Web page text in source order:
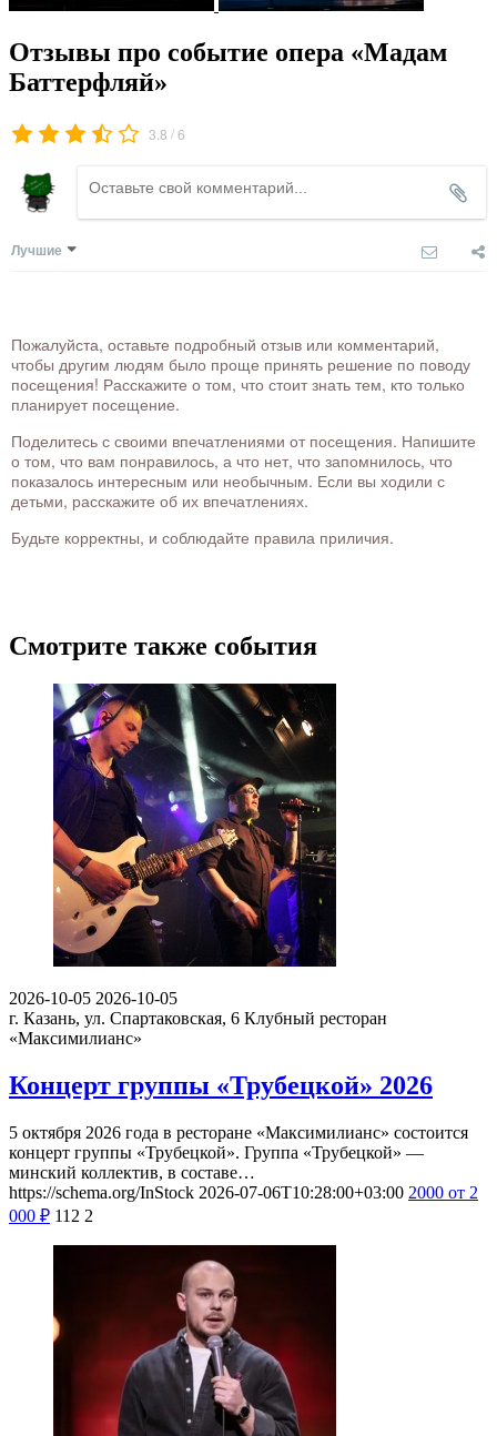
Отзывы про событие опера «Мадам
Баттерфляй»
3.8 /6
Лучшие
Пожалуйста, оставьте подробный отзыв или комментарий,
чтобы другим людям было проще принять решение по поводу
посещения! Расскажите о том, что стоит знать тем, кто только
планирует посещение.
Поделитесь с своими впечатлениями от посещения. Напишите
о том, что вам понравилось, а что нет, что запомнилось, что
показалось интересным или необычным. Если вы ходили с
детьми, расскажите об их впечатлениях.
Будьте корректны, и соблюдайте правила приличия.
Смотрите также события
2026-10-05 2026-10-05
г. Казань, ул. Спартаковская, 6 Клубный ресторан
«Максимилианс»
Концерт группы «Трубецкой» 2026
5 октября 2026 года в ресторане «Максимилианс» состоится
концерт группы «Трубецкой». Группа «Трубецкой» —
минский коллектив, в составе…
https://schema.org/InStock 2026-07-06T10:28:00+03:00 2000 от 2
000 ₽ 112 2